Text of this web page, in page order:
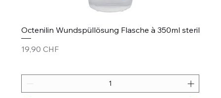
Octenilin Wundspüllösung Flasche à 350ml steril
Prezzo
19,90 CHF